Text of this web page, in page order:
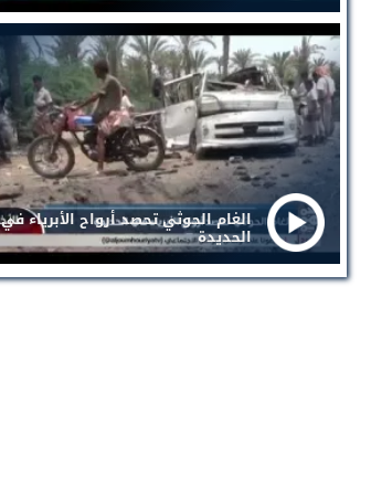
الغام الحوثي تحصد أرواح الأبرياء في
الحديدة